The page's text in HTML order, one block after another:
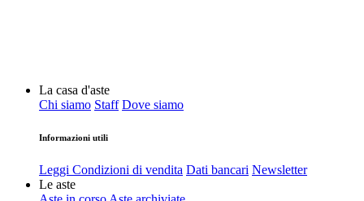
La casa d'aste
Chi siamo Staff Dove siamo
Informazioni utili
Leggi Condizioni di vendita Dati bancari Newsletter
Le aste